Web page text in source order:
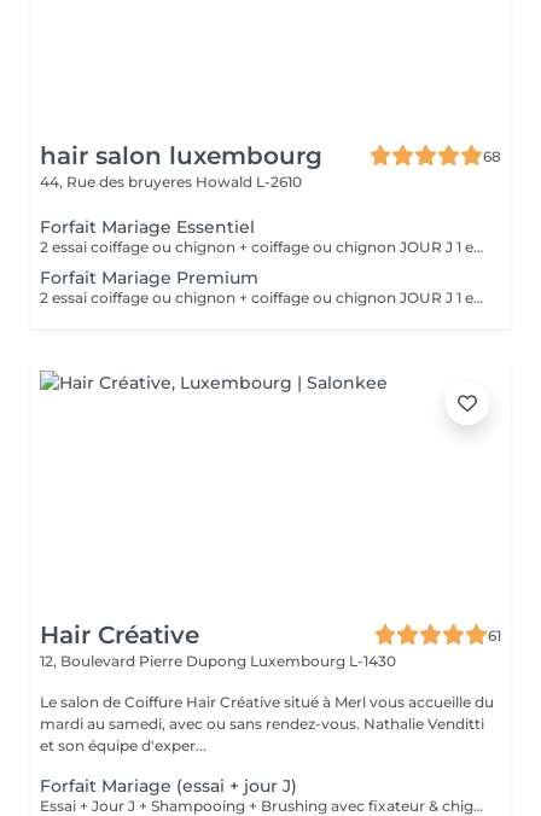
hair salon luxembourg
68
44, Rue des bruyeres Howald L-2610
Forfait Mariage Essentiel
2 essai coiffage ou chignon + coiffage ou chignon JOUR J 1 essai maquillage + maquillage JOUR J Une prestation de manucure en gel ° cadeaux offert
Forfait Mariage Premium
2 essai coiffage ou chignon + coiffage ou chignon JOUR J 1 essai maquillage + maquillage JOUR J Une prestation de manucure en gel au choix Une prestation de beauté des pieds en gel au choix ° Un massage relaxant ° Un cadeaux offert
Hair Créative
61
12, Boulevard Pierre Dupong Luxembourg L-1430
Le salon de Coiffure Hair Créative situé à Merl vous accueille du
mardi au samedi, avec ou sans rendez-vous. Nathalie Venditti
et son équipe d'exper...
Forfait Mariage (essai + jour J)
Essai + Jour J + Shampooing + Brushing avec fixateur & chignon